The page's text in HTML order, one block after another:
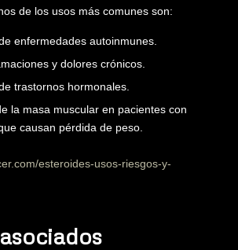
de los usos más comunes son:
enfermedades autoinmunes.
y dolores crónicos.
trastornos hormonales.
la masa muscular en pacientes con
causan pérdida de peso.
esteroides-usos-riesgos-y-